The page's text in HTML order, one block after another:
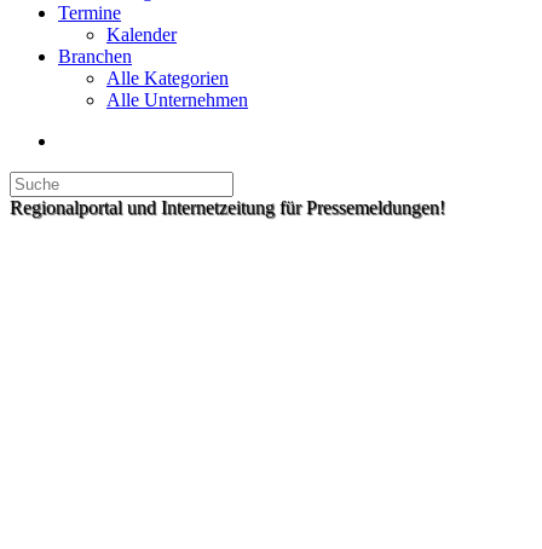
Termine
Kalender
Branchen
Alle Kategorien
Alle Unternehmen
Regionalportal und Internetzeitung für Pressemeldungen!